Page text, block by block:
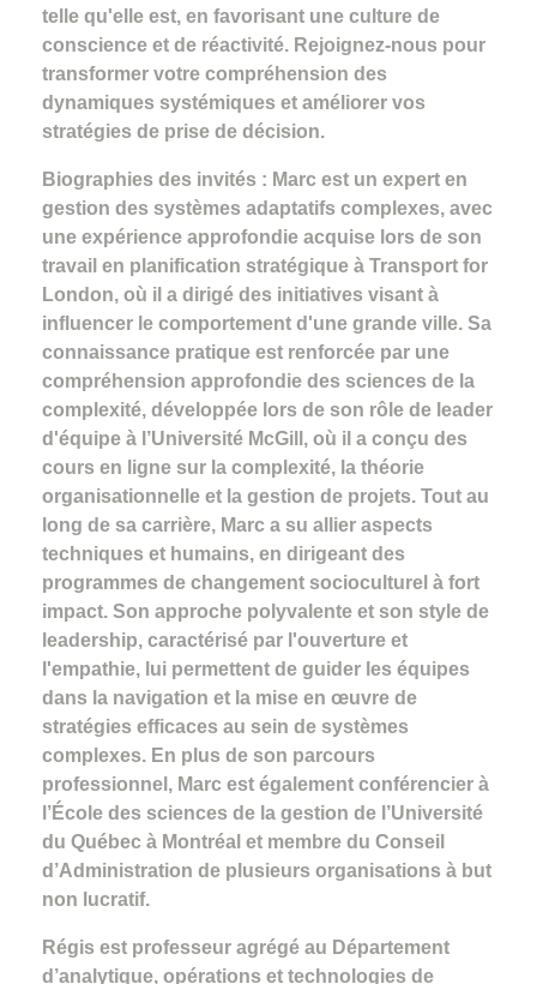
telle qu'elle est, en favorisant une culture de
conscience et de réactivité. Rejoignez-nous pour
transformer votre compréhension des
dynamiques systémiques et améliorer vos
stratégies de prise de décision.
Biographies des invités : Marc est un expert en
gestion des systèmes adaptatifs complexes, avec
une expérience approfondie acquise lors de son
travail en planification stratégique à Transport for
London, où il a dirigé des initiatives visant à
influencer le comportement d'une grande ville. Sa
connaissance pratique est renforcée par une
compréhension approfondie des sciences de la
complexité, développée lors de son rôle de leader
d'équipe à l’Université McGill, où il a conçu des
cours en ligne sur la complexité, la théorie
organisationnelle et la gestion de projets. Tout au
long de sa carrière, Marc a su allier aspects
techniques et humains, en dirigeant des
programmes de changement socioculturel à fort
impact. Son approche polyvalente et son style de
leadership, caractérisé par l'ouverture et
l'empathie, lui permettent de guider les équipes
dans la navigation et la mise en œuvre de
stratégies efficaces au sein de systèmes
complexes. En plus de son parcours
professionnel, Marc est également conférencier à
l’École des sciences de la gestion de l’Université
du Québec à Montréal et membre du Conseil
d’Administration de plusieurs organisations à but
non lucratif.
Régis est professeur agrégé au Département
d’analytique, opérations et technologies de